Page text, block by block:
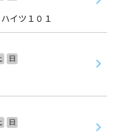
イツ１０１
日
日